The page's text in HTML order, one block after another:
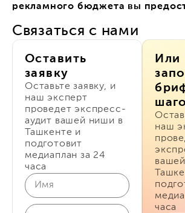
рекламного бюджета вы
Связаться с нами
Оставить
заявку
Оставьте заявку, и
наш эксперт
проведет экспресс-
аудит вашей ниши в
Ташкенте и
подготовит
медиаплан за 24
часа
Или
наш
часа